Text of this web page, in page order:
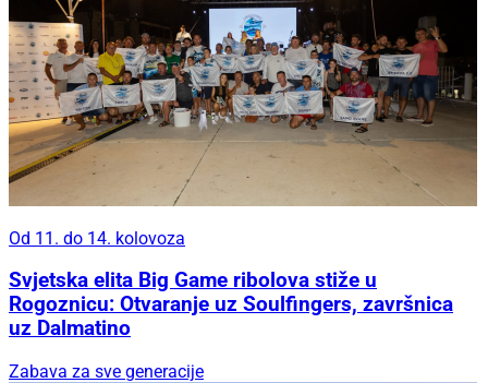
Od 11. do 14. kolovoza
Svjetska elita Big Game ribolova stiže u
Rogoznicu: Otvaranje uz Soulfingers, završnica
uz Dalmatino
Zabava za sve generacije